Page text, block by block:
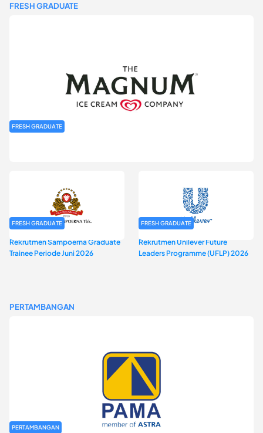
FRESH GRADUATE
FRESH GRADUATE
FRESH GRADUATE
Rekrutmen Sampoerna Graduate
Trainee Periode Juni 2026
FRESH GRADUATE
Rekrutmen Unilever Future
Leaders Programme (UFLP) 2026
PERTAMBANGAN
PERTAMBANGAN